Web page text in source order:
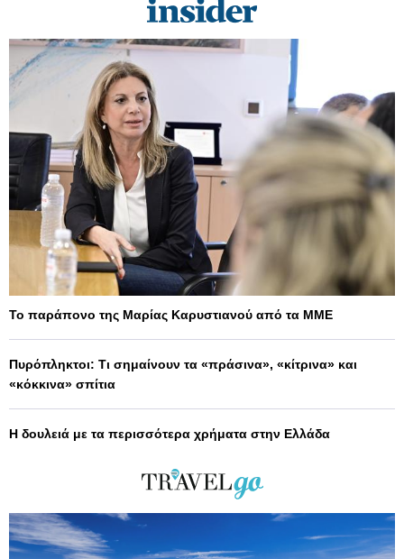
Το παράπονο της Μαρίας Καρυστιανού από τα ΜΜΕ
Πυρόπληκτοι: Τι σημαίνουν τα «πράσινα», «κίτρινα» και
«κόκκινα» σπίτια
Η δουλειά με τα περισσότερα χρήματα στην Ελλάδα